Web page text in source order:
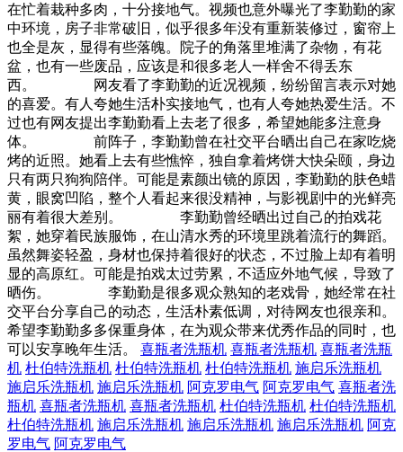
在忙着栽种多肉，十分接地气。视频也意外曝光了李勤勤的家
中环境，房子非常破旧，似乎很多年没有重新装修过，窗帘上
也全是灰，显得有些落魄。院子的角落里堆满了杂物，有花
盆，也有一些废品，应该是和很多老人一样舍不得丢东
西。 网友看了李勤勤的近况视频，纷纷留言表示对她
的喜爱。有人夸她生活朴实接地气，也有人夸她热爱生活。不
过也有网友提出李勤勤看上去老了很多，希望她能多注意身
体。 前阵子，李勤勤曾在社交平台晒出自己在家吃烧
烤的近照。她看上去有些憔悴，独自拿着烤饼大快朵颐，身边
只有两只狗狗陪伴。可能是素颜出镜的原因，李勤勤的肤色蜡
黄，眼窝凹陷，整个人看起来很没精神，与影视剧中的光鲜亮
丽有着很大差别。 李勤勤曾经晒出过自己的拍戏花
絮，她穿着民族服饰，在山清水秀的环境里跳着流行的舞蹈。
虽然舞姿轻盈，身材也保持着很好的状态，不过脸上却有着明
显的高原红。可能是拍戏太过劳累，不适应外地气候，导致了
晒伤。 李勤勤是很多观众熟知的老戏骨，她经常在社
交平台分享自己的动态，生活朴素低调，对待网友也很亲和。
希望李勤勤多多保重身体，在为观众带来优秀作品的同时，也
可以安享晚年生活。 喜瓶者洗瓶机 喜瓶者洗瓶机 喜瓶者洗瓶
机 杜伯特洗瓶机 杜伯特洗瓶机 杜伯特洗瓶机 施启乐洗瓶机
施启乐洗瓶机 施启乐洗瓶机 阿克罗电气 阿克罗电气 喜瓶者洗
瓶机 喜瓶者洗瓶机 喜瓶者洗瓶机 杜伯特洗瓶机 杜伯特洗瓶机
杜伯特洗瓶机 施启乐洗瓶机 施启乐洗瓶机 施启乐洗瓶机 阿克
罗电气 阿克罗电气